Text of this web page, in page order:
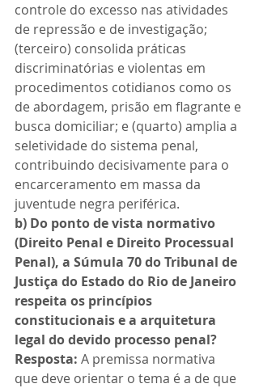
controle do excesso nas atividades
de repressão e de investigação;
(terceiro) consolida práticas
discriminatórias e violentas em
procedimentos cotidianos como os
de abordagem, prisão em flagrante e
busca domiciliar; e (quarto) amplia a
seletividade do sistema penal,
contribuindo decisivamente para o
encarceramento em massa da
juventude negra periférica.
b) Do ponto de vista normativo
(Direito Penal e Direito Processual
Penal), a Súmula 70 do Tribunal de
Justiça do Estado do Rio de Janeiro
respeita os princípios
constitucionais e a arquitetura
legal do devido processo penal?
Resposta: A premissa normativa
que deve orientar o tema é a de que